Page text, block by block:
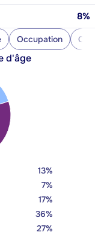
8%
Occupation
d'âge
13%
7%
17%
36%
27%